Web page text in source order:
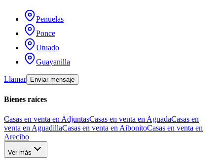
Penuelas
Ponce
Utuado
Guayanilla
Llamar Enviar mensaje
Bienes raíces
Casas en venta en AdjuntasCasas en venta en AguadaCasas en
venta en AguadillaCasas en venta en AibonitoCasas en venta en
Arecibo
Ver más